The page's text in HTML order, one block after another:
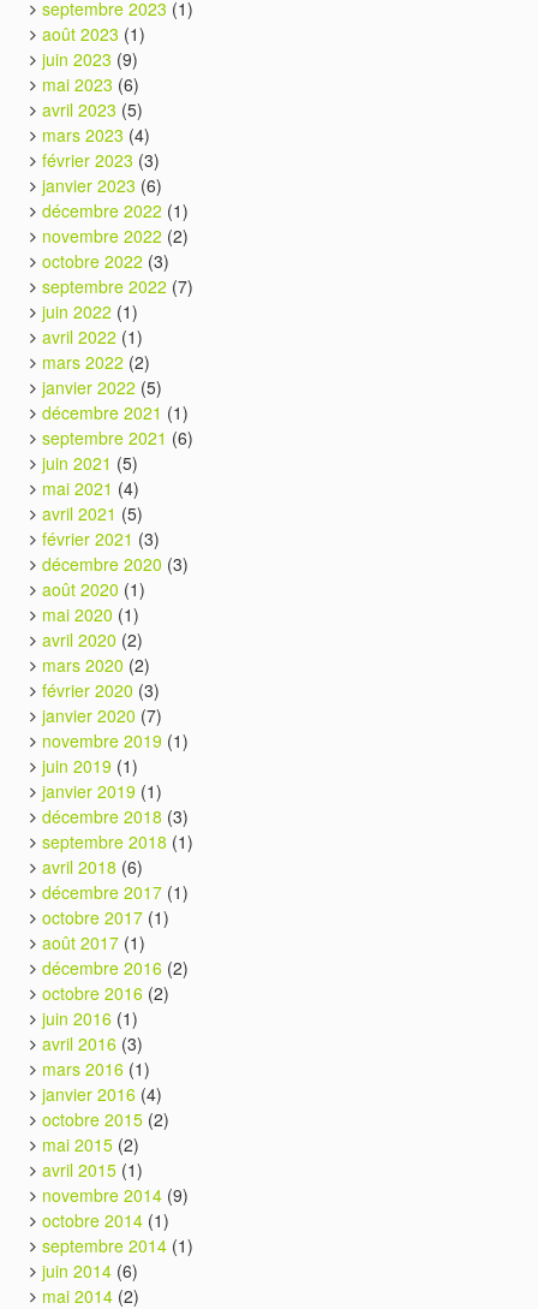
septembre 2023 (1)
août 2023 (1)
juin 2023 (9)
mai 2023 (6)
avril 2023 (5)
mars 2023 (4)
février 2023 (3)
janvier 2023 (6)
décembre 2022 (1)
novembre 2022 (2)
octobre 2022 (3)
septembre 2022 (7)
juin 2022 (1)
avril 2022 (1)
mars 2022 (2)
janvier 2022 (5)
décembre 2021 (1)
septembre 2021 (6)
juin 2021 (5)
mai 2021 (4)
avril 2021 (5)
février 2021 (3)
décembre 2020 (3)
août 2020 (1)
mai 2020 (1)
avril 2020 (2)
mars 2020 (2)
février 2020 (3)
janvier 2020 (7)
novembre 2019 (1)
juin 2019 (1)
janvier 2019 (1)
décembre 2018 (3)
septembre 2018 (1)
avril 2018 (6)
décembre 2017 (1)
octobre 2017 (1)
août 2017 (1)
décembre 2016 (2)
octobre 2016 (2)
juin 2016 (1)
avril 2016 (3)
mars 2016 (1)
janvier 2016 (4)
octobre 2015 (2)
mai 2015 (2)
avril 2015 (1)
novembre 2014 (9)
octobre 2014 (1)
septembre 2014 (1)
juin 2014 (6)
mai 2014 (2)